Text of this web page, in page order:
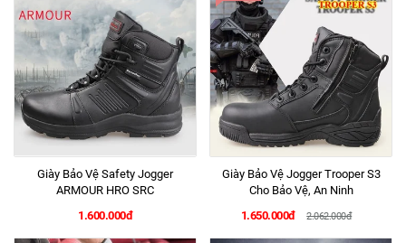
Giày Bảo Vệ Safety Jogger
ARMOUR HRO SRC
1.600.000đ
Giày Bảo Vệ Jogger Trooper S3
Cho Bảo Vệ, An Ninh
1.650.000đ
2.062.000đ